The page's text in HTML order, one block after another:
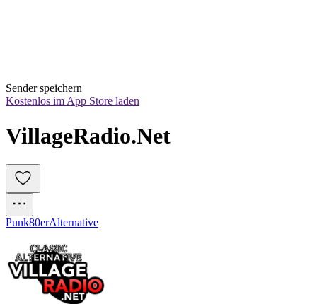
Sender speichern
Kostenlos im App Store laden
VillageRadio.Net
Punk80erAlternative